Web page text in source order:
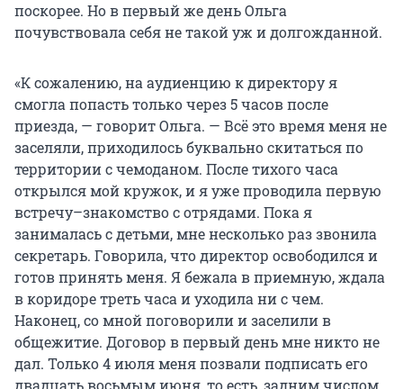
поскорее. Но в первый же день Ольга
почувствовала себя не такой уж и долгожданной.
«К сожалению, на аудиенцию к директору я
смогла попасть только через 5 часов после
приезда, — говорит Ольга. — Всё это время меня не
заселяли, приходилось буквально скитаться по
территории с чемоданом. После тихого часа
открылся мой кружок, и я уже проводила первую
встречу–знакомство с отрядами. Пока я
занималась с детьми, мне несколько раз звонила
секретарь. Говорила, что директор освободился и
готов принять меня. Я бежала в приемную, ждала
в коридоре треть часа и уходила ни с чем.
Наконец, со мной поговорили и заселили в
общежитие. Договор в первый день мне никто не
дал. Только 4 июля меня позвали подписать его
двадцать восьмым июня, то есть, задним числом.